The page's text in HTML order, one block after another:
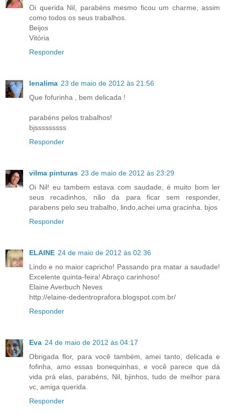
Oi querida Nil, parabéns mesmo ficou um charme, assim
como todos os seus trabalhos.
Beijos
Vitória
Responder
lenalima 23 de maio de 2012 às 21:56
Que fofurinha , bem delicada !
parabéns pelos trabalhos!
bjsssssssss
Responder
vilma pinturas 23 de maio de 2012 às 23:29
Oi Nil! eu tambem estava com saudade, é muito bom ler
seus recadinhos, não da para ficar sem responder,
parabens pelo seu trabalho, lindo,achei uma gracinha. bjos
Responder
ELAINE 24 de maio de 2012 às 02:36
Lindo e no maior capricho! Passando pra matar a saudade!
Excelente quinta-feira! Abraço carinhoso!
Elaine Averbuch Neves
http://elaine-dedentroprafora.blogspot.com.br/
Responder
Eva 24 de maio de 2012 às 04:17
Obrigada flor, para você também, amei tanto, delicada e
fofinha, amo essas bonequinhas, e você parece que dá
vida prá elas, parabéns, Nil, bjinhos, tudo de melhor para
vc, amiga querida.
Responder